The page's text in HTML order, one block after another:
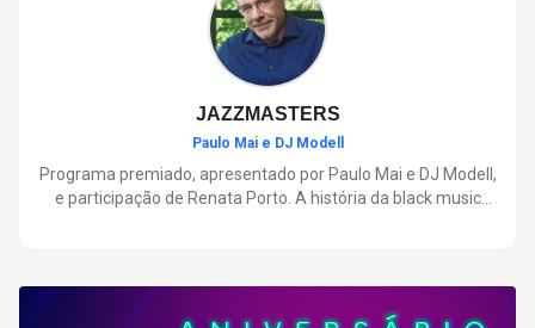
JAZZMASTERS
Paulo Mai e DJ Modell
Programa premiado, apresentado por Paulo Mai e DJ Modell,
e participação de Renata Porto. A história da black music